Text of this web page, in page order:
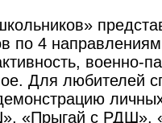
по 4
военно-
Для любителей
«Прыгай с РДШ»,